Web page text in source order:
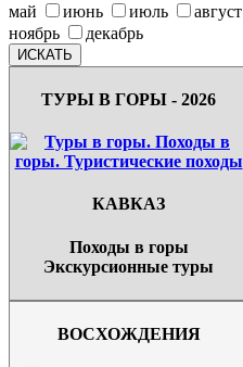
май
июнь июль август
ноябрь
декабрь
ТУРЫ В ГОРЫ - 2026
КАВКАЗ
Походы в горы
Экскурсионные туры
ВОСХОЖДЕНИЯ